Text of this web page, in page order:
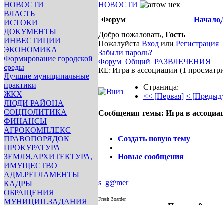
НОВОСТИ
ВЛАСТЬ
ИСТОКИ
ДОКУМЕНТЫ
ИНВЕСТИЦИИ
ЭКОНОМИКА
Формирование городской
среды
Лучшие муниципальные
практики
ЖКХ
ЛЮДИ РАЙОНА
СОЦПОЛИТИКА
ФИНАНСЫ
АГРОКОМПЛЕКС
ПРАВОПОРЯДОК
ПРОКУРАТУРА
ЗЕМЛЯ,АРХИТЕКТУРА,
ИМУЩЕСТВО
АДМ.РЕГЛАМЕНТЫ
КАДРЫ
ОБРАЩЕНИЯ
МУНИЦИП.ЗАДАНИЯ
НОВОСТИ
нек
Форум
Начало
Добро пожаловать, Гость
Пожалуйста Вход или Регистрация
Забыли пароль?
Форум Общий РАЗВЛЕЧЕНИЯ
RE: Игра в ассоциации (1
Страница:
<< [Первая] <
Сообщения темы: Игра в
Создать новую тему
Новые сообщения
s_g@mer
Fresh Boarder